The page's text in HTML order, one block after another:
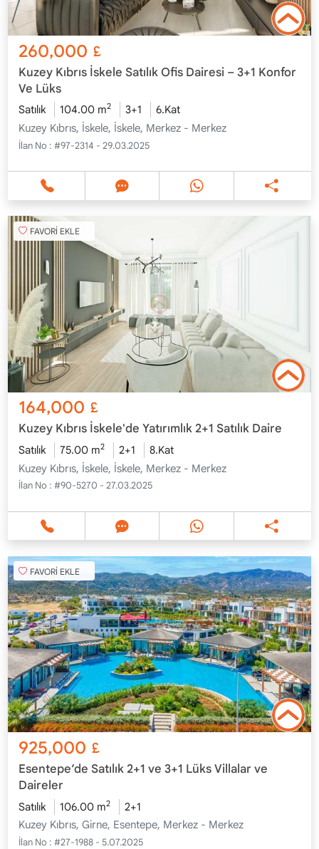
260,000 £
Kuzey Kıbrıs İskele Satılık Ofis Dairesi – 3+1 Konfor
Ve Lüks
Satılık 104.00 m2 3+1
6.Kat
Kuzey Kıbrıs, İskele, İskele, Merkez - Merkez
İlan No : #97-2314 - 29.03.2025
FAVORİ EKLE
164,000 £
Kuzey Kıbrıs İskele'de Yatırımlık 2+1 Satılık Daire
Satılık 75.00 m2 2+1
8.Kat
Kuzey Kıbrıs, İskele, İskele, Merkez - Merkez
İlan No : #90-5270 - 27.03.2025
FAVORİ EKLE
925,000 £
Esentepe’de Satılık 2+1 ve 3+1 Lüks Villalar ve
Daireler
Satılık 106.00 m2
2+1
Kuzey Kıbrıs, Girne, Esentepe, Merkez - Merkez
İlan No : #27-1988 - 5.07.2025